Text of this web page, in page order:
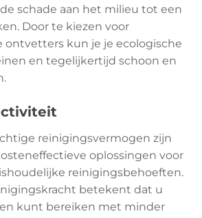
schade aan het milieu tot een
Door te kiezen voor
ontvetters kun je je ecologische
en tegelijkertijd schoon en
reinigingsvermogen zijn
oplossingen voor
reinigingsbehoeften.
betekent dat u
kunt bereiken met minder